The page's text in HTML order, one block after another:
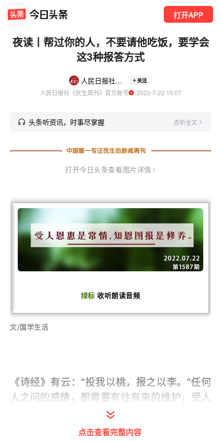
打开APP
夜读丨帮过你的人，不要请他吃饭，要学会
这3种报答方式
人民日报社民生周刊 关注
人民日报社《民生周刊》官方账号
  2022-7-22 15:07
头条听资讯，时事尽掌握 去听全文
打开今日头条查看图片详情
绿标 收听朗读音频
文/国学生活
《诗经》有云：“投我以桃，报之以李。”任何
人之间的感情，都需要有往有来的维护，受人
恩惠是常情，知恩图报是修养。
点击查看完整内容